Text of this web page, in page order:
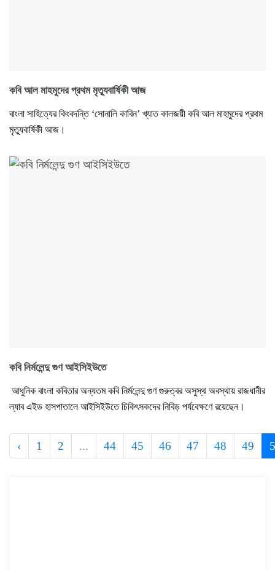
কবি আল মাহমুদের প্রথম মৃত্যুবার্ষিকী আজ
বাংলা সাহিত্যের কিংবদন্তি ‘সোনালি কাবিন’ খ্যাত কালজয়ী কবি আল মাহমুদের প্রথম
মৃত্যুবার্ষিকী আজ।
কবি নির্মলেন্দু গুণ আইসিইউতে
আধুনিক বাংলা কবিতার অন্যতম কবি নির্মলেন্দু গুণ গুরুত্বর অসুস্থ অবস্থায় রাজধানীর
ল্যাব এইড হাসপাতালে আইসিইউতে চিকিৎসকদের নিবিড় পর্যবেক্ষণে রয়েছেন।
‹ 1 2 ... 44 45 46 47 48 49